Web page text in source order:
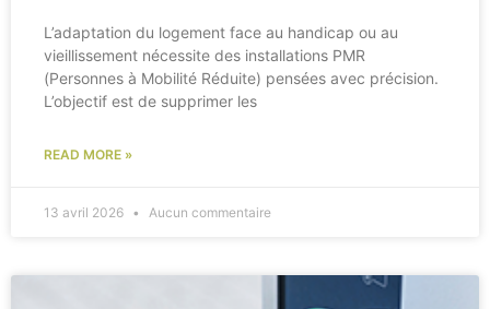
L’adaptation du logement face au handicap ou au
vieillissement nécessite des installations PMR
(Personnes à Mobilité Réduite) pensées avec précision.
L’objectif est de supprimer les
READ MORE »
13 avril 2026 Aucun commentaire